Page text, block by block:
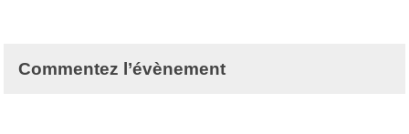
Commentez l’évènement